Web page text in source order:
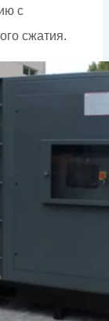
с
сжатия.